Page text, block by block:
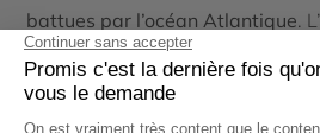
battues par l’océan Atlantique.
particulièrement apaisante, avec
constante d’être loin de tout.
régulièrement enveloppées de